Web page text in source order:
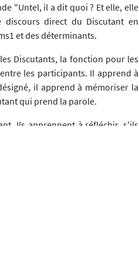
"Untel, il a dit quoi ? Et elle, elle
direct du Discutant en
et des déterminants.
Discutants, la fonction pour les
les participants. Il apprend à
il apprend à mémoriser la
qui prend la parole.
Ils apprennent à réfléchir, s'ils